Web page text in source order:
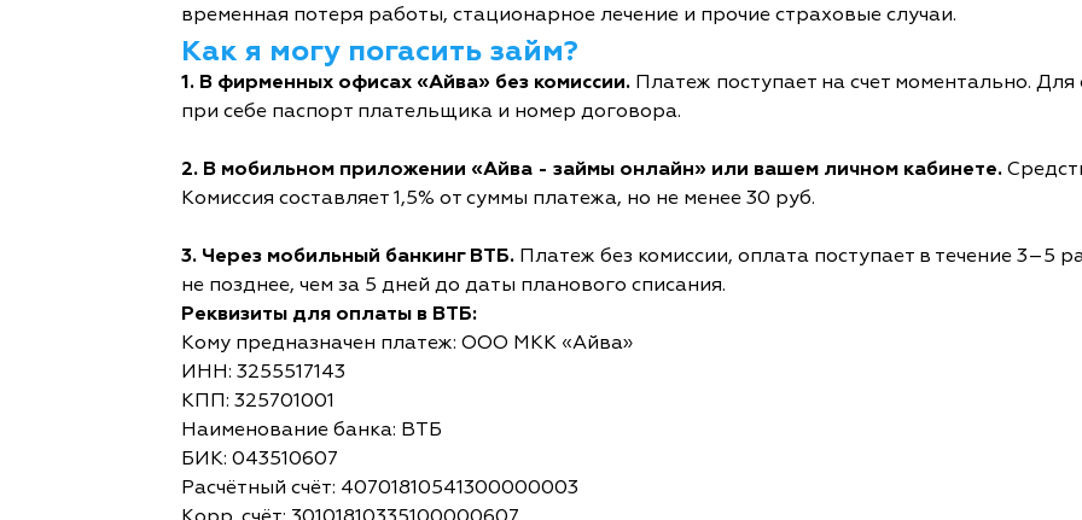
временная потеря работы, стационарное лечение и прочие страховые случаи.
Как я могу погасить займ?
1. В фирменных офисах «Айва» без комиссии. Платеж поступает на счет моментально.
при себе паспорт плательщика и номер договора.
2. В мобильном приложении «Айва - займы онлайн» или вашем личном кабинете.
Комиссия составляет 1,5% от суммы платежа, но не менее 30 руб.
3. Через мобильный банкинг ВТБ. Платеж без комиссии, оплата поступает в течение 3–5
не позднее, чем за 5 дней до даты планового списания.
Реквизиты для оплаты в ВТБ:
Кому предназначен платеж: ООО МКК «Айва»
ИНН: 3255517143
КПП: 325701001
Наименование банка: ВТБ
БИК: 043510607
Расчётный счёт: 40701810541300000003